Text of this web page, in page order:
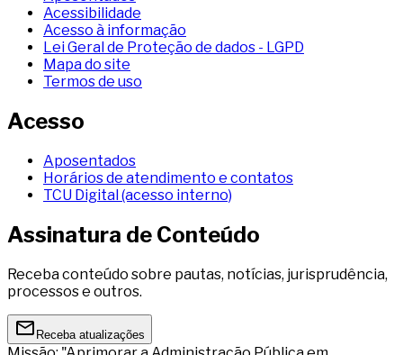
Acessibilidade
Acesso à informação
Lei Geral de Proteção de dados - LGPD
Mapa do site
Termos de uso
Acesso
Aposentados
Horários de atendimento e contatos
TCU Digital (acesso interno)
Assinatura de Conteúdo
Receba conteúdo sobre pautas, notícias, jurisprudência,
processos e outros.
Receba atualizações